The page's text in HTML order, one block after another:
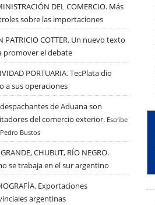
DEL COMERCIO. Más
sobre las importaciones
PATRICIO COTTER. Un nuevo texto
promover el debate
PORTUARIA. TecPlata dio
a sus operaciones
de Aduana son
del comercio exterior. Escribe
Pedro Bustos
CHUBUT, RÍO NEGRO.
se trabaja en el sur argentino
Exportaciones
argentinas